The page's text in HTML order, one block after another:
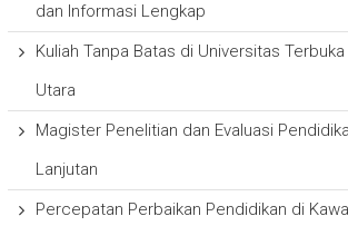
dan Informasi Lengkap
Kuliah Tanpa Batas di Universitas
Utara
Magister Penelitian dan Evaluasi
Lanjutan
Percepatan Perbaikan Pendidikan di